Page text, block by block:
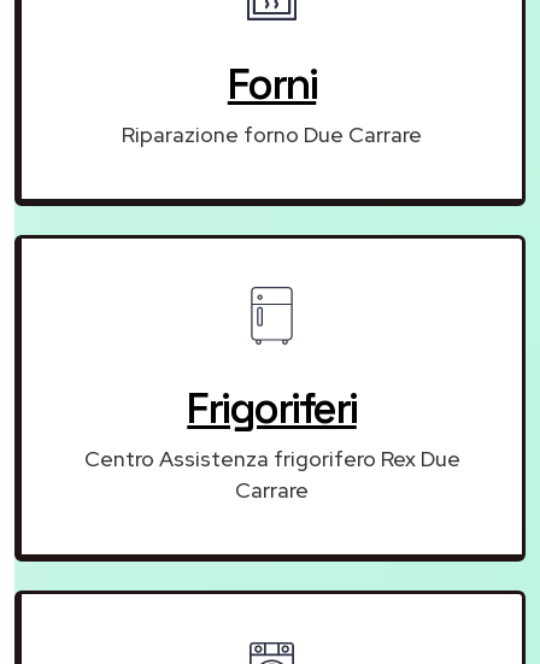
Forni
Riparazione forno Due Carrare
Frigoriferi
Centro Assistenza frigorifero Rex Due
Carrare